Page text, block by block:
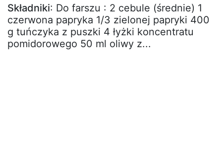
Składniki: Do farszu : 2 cebule (średnie) 1
czerwona papryka 1/3 zielonej papryki 400
g tuńczyka z puszki 4 łyżki koncentratu
pomidorowego 50 ml oliwy z...